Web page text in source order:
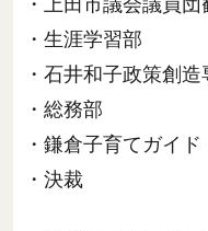
・上田市議会議員
・生涯学習部
・石井和子政策創造
・総務部
・鎌倉子育てガイ
・決裁